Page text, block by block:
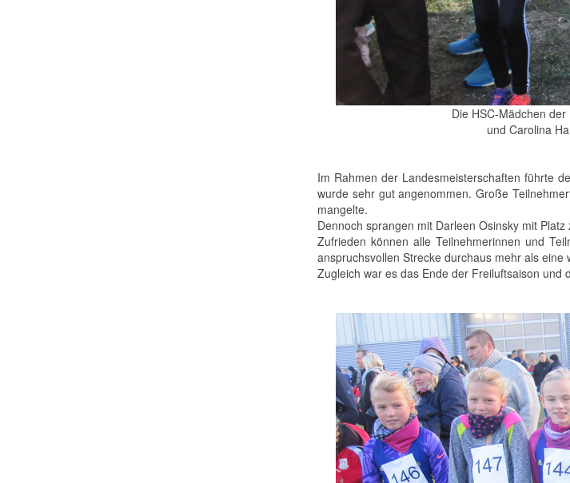
Die HSC-Mädchen
und Carolina
Im Rahmen der Landesmeisterschaften führte
wurde sehr gut angenommen. Große
mangelte.
Dennoch sprangen mit Darleen Osinsky mit
Zufrieden können alle Teilnehmerinnen und
anspruchsvollen Strecke durchaus mehr als eine
Zugleich war es das Ende der Freiluftsaison